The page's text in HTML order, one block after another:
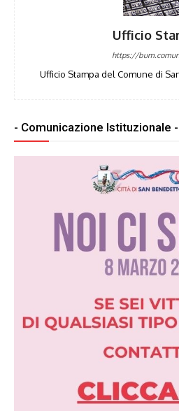
Ufficio
https://
Ufficio Stampa del Comune di
- Comunicazione Istituzionale -